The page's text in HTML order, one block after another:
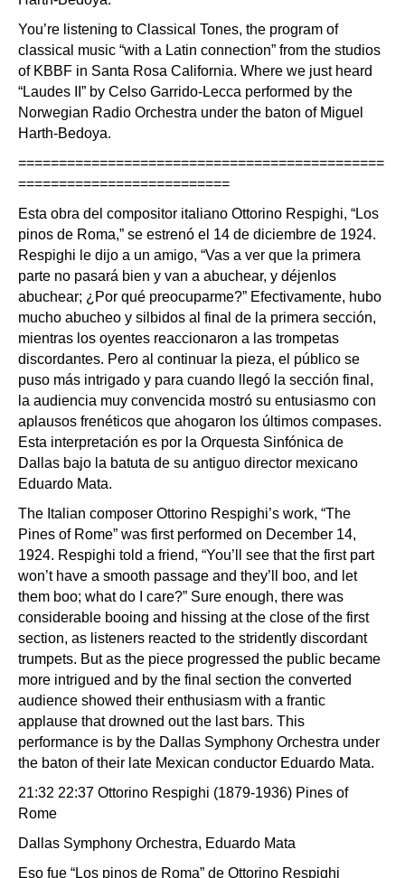
You’re listening to Classical Tones, the program of
classical music “with a Latin connection” from the studios
of KBBF in Santa Rosa California. Where we just heard
“Laudes II” by Celso Garrido-Lecca performed by the
Norwegian Radio Orchestra under the baton of Miguel
Harth-Bedoya.
=============================================
==========================
Esta obra del compositor italiano Ottorino Respighi, “Los
pinos de Roma,” se estrenó el 14 de diciembre de 1924.
Respighi le dijo a un amigo, “Vas a ver que la primera
parte no pasará bien y van a abuchear, y déjenlos
abuchear; ¿Por qué preocuparme?” Efectivamente, hubo
mucho abucheo y silbidos al final de la primera sección,
mientras los oyentes reaccionaron a las trompetas
discordantes. Pero al continuar la pieza, el público se
puso más intrigado y para cuando llegó la sección final,
la audiencia muy convencida mostró su entusiasmo con
aplausos frenéticos que ahogaron los últimos compases.
Esta interpretación es por la Orquesta Sinfónica de
Dallas bajo la batuta de su antiguo director mexicano
Eduardo Mata.
The Italian composer Ottorino Respighi’s work, “The
Pines of Rome” was first performed on December 14,
1924. Respighi told a friend, “You’ll see that the first part
won’t have a smooth passage and they’ll boo, and let
them boo; what do I care?” Sure enough, there was
considerable booing and hissing at the close of the first
section, as listeners reacted to the stridently discordant
trumpets. But as the piece progressed the public became
more intrigued and by the final section the converted
audience showed their enthusiasm with a frantic
applause that drowned out the last bars. This
performance is by the Dallas Symphony Orchestra under
the baton of their late Mexican conductor Eduardo Mata.
21:32 22:37 Ottorino Respighi (1879-1936) Pines of
Rome
Dallas Symphony Orchestra, Eduardo Mata
Eso fue “Los pinos de Roma” de Ottorino Respighi